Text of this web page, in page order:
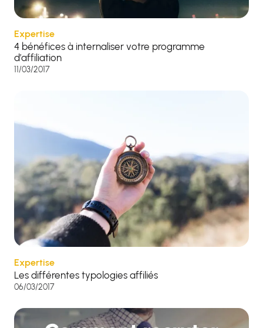
Expertise
4 bénéfices à internaliser votre programme
d’affiliation
11/03/2017
Expertise
Les différentes typologies affiliés
06/03/2017